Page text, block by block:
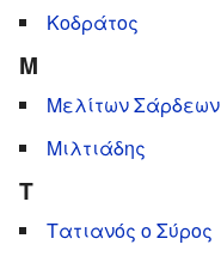
Κοδράτος
Μ
Μελίτων Σάρδεων
Μιλτιάδης
Τ
Τατιανός ο Σύρος